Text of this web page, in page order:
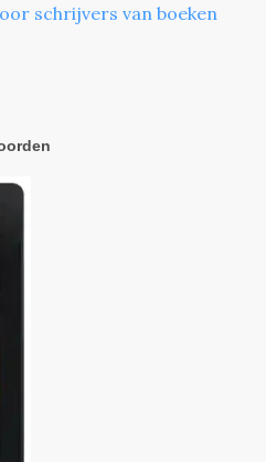
schrijvers van boeken